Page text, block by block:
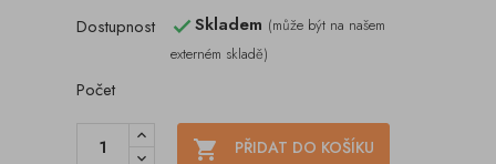
Dostupnost
Skladem (může být na našem
externém skladě)
Počet
 PŘIDAT DO KOŠÍKU